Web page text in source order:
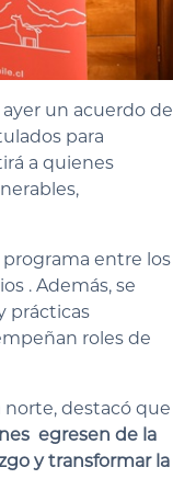
un acuerdo de
para
a quienes
entre los
. Además, se
prácticas
roles de
norte, destacó que
egresen de la
y transformar la